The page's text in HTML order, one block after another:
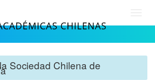
Sociedad Chilena de